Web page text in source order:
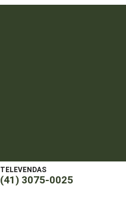
TELEVENDAS
(41) 3075-0025